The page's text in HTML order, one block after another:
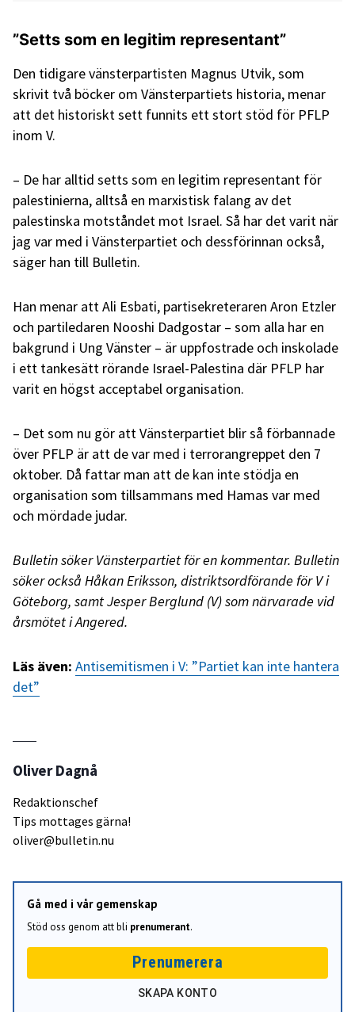
”Setts som en legitim representant”
Den tidigare vänsterpartisten Magnus Utvik, som
skrivit två böcker om Vänsterpartiets historia, menar
att det historiskt sett funnits ett stort stöd för PFLP
inom V.
– De har alltid setts som en legitim representant för
palestinierna, alltså en marxistisk falang av det
palestinska motståndet mot Israel. Så har det varit när
jag var med i Vänsterpartiet och dessförinnan också,
säger han till Bulletin.
Han menar att Ali Esbati, partisekreteraren Aron Etzler
och partiledaren Nooshi Dadgostar – som alla har en
bakgrund i Ung Vänster – är uppfostrade och inskolade
i ett tankesätt rörande Israel-Palestina där PFLP har
varit en högst acceptabel organisation.
– Det som nu gör att Vänsterpartiet blir så förbannade
över PFLP är att de var med i terrorangreppet den 7
oktober. Då fattar man att de kan inte stödja en
organisation som tillsammans med Hamas var med
och mördade judar.
Bulletin söker Vänsterpartiet för en kommentar. Bulletin
söker också Håkan Eriksson, distriktsordförande för V i
Göteborg, samt Jesper Berglund (V) som närvarade vid
årsmötet i Angered.
Läs även: Antisemitismen i V: ”Partiet kan inte hantera
det”
Oliver Dagnå
Redaktionschef
Tips mottages gärna!
oliver@bulletin.nu
Gå med i vår gemenskap
Stöd oss genom att bli prenumerant.
Prenumerera
SKAPA KONTO